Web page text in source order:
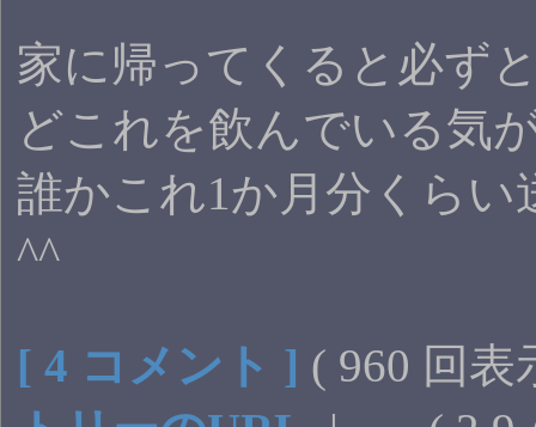
家に帰ってくると必ず
どこれを飲んでいる気
誰かこれ1か月分くらい
^^
[ 4 コメント ] ( 960 回